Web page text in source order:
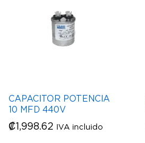
CAPACITOR POTENCIA
10 MFD 440V
₡1,998.62 IVA incluido
₡1,998.62